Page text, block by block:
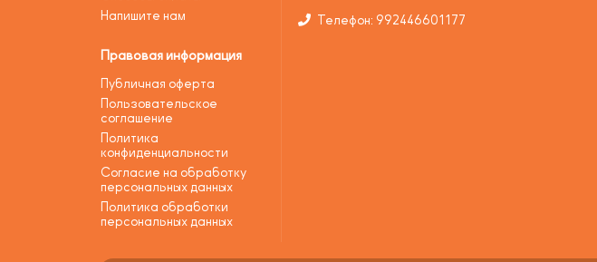
Напишите нам
Правовая информация
Публичная оферта
Пользовательское
соглашение
Политика
конфиденциальности
Согласие на обработку
персональных данных
Политика обработки
персональных данных
Телефон: 992446601177